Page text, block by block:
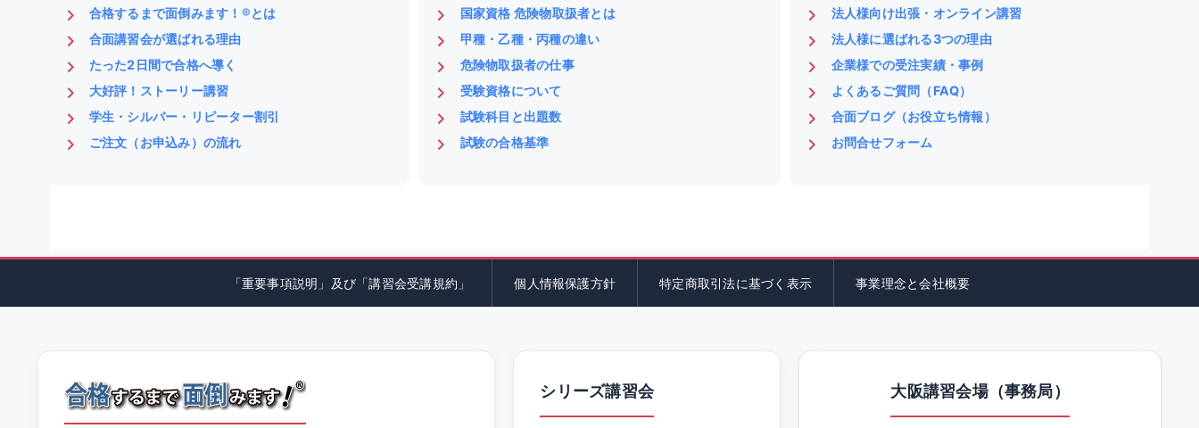
合格するまで面倒みます！®とは
合面講習会が選ばれる理由
たった2日間で合格へ導く
大好評！ストーリー講習
学生・シルバー・リピーター割引
ご注文（お申込み）の流れ
国家資格 危険物取扱者とは
甲種・乙種・丙種の違い
危険物取扱者の仕事
受験資格について
試験科目と出題数
試験の合格基準
法人様向け出張・オンライン講習
法人様に選ばれる3つの理由
企業様での受注実績・事例
よくあるご質問（FAQ）
合面ブログ（お役立ち情報）
お問合せフォーム
「重要事項説明」及び「講習会受講規約」 個人情報保護方針 特定商取引法に基づく表示 事業理念と会社概要
シリーズ講習会 大阪講習会場（事務局）